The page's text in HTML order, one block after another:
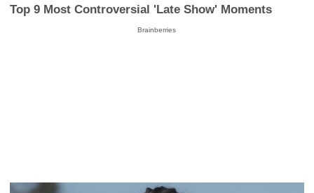
Top 9 Most Controversial 'Late Show' Moments
Brainberries